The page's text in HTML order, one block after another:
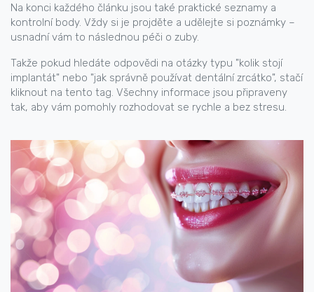
Na konci každého článku jsou také praktické seznamy a
kontrolní body. Vždy si je projděte a udělejte si poznámky –
usnadní vám to následnou péči o zuby.
Takže pokud hledáte odpovědi na otázky typu "kolik stojí
implantát" nebo "jak správně používat dentální zrcátko", stačí
kliknout na tento tag. Všechny informace jsou připraveny
tak, aby vám pomohly rozhodovat se rychle a bez stresu.